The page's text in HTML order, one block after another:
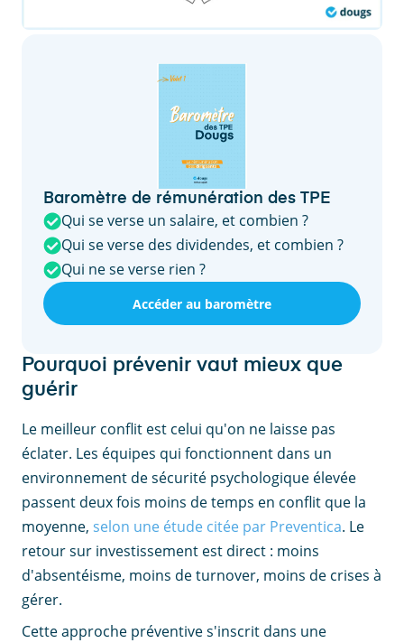
Baromètre de rémunération des TPE
Qui se verse un salaire, et combien ?
Qui se verse des dividendes, et combien ?
Qui ne se verse rien ?
Accéder au baromètre
Pourquoi prévenir vaut mieux que
guérir
Le meilleur conflit est celui qu'on ne laisse pas
éclater. Les équipes qui fonctionnent dans un
environnement de sécurité psychologique élevée
passent deux fois moins de temps en conflit que la
moyenne, selon une étude citée par Preventica. Le
retour sur investissement est direct : moins
d'absentéisme, moins de turnover, moins de crises à
gérer.
Cette approche préventive s'inscrit dans une